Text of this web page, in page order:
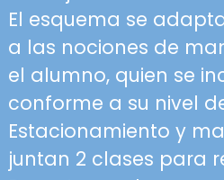
El esquema se
a las nociones de
el alumno, quien se
conforme a su nivel
Estacionamiento y
juntan 2 clases para